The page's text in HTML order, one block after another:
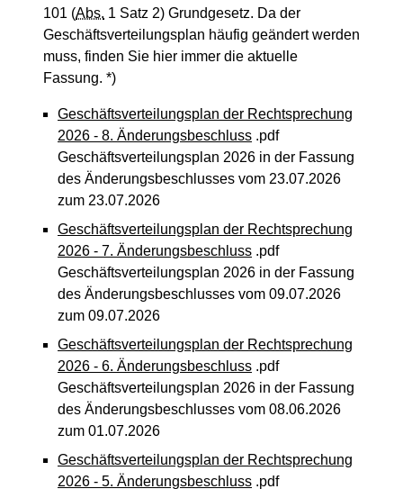
101 (Abs. 1 Satz 2) Grundgesetz. Da der
Geschäftsverteilungsplan häufig geändert werden
muss, finden Sie hier immer die aktuelle
Fassung. *)
Geschäftsverteilungsplan der Rechtsprechung
2026 - 8. Änderungsbeschluss .pdf
Geschäftsverteilungsplan 2026 in der Fassung
des Änderungsbeschlusses vom 23.07.2026
zum 23.07.2026
Geschäftsverteilungsplan der Rechtsprechung
2026 - 7. Änderungsbeschluss .pdf
Geschäftsverteilungsplan 2026 in der Fassung
des Änderungsbeschlusses vom 09.07.2026
zum 09.07.2026
Geschäftsverteilungsplan der Rechtsprechung
2026 - 6. Änderungsbeschluss .pdf
Geschäftsverteilungsplan 2026 in der Fassung
des Änderungsbeschlusses vom 08.06.2026
zum 01.07.2026
Geschäftsverteilungsplan der Rechtsprechung
2026 - 5. Änderungsbeschluss .pdf